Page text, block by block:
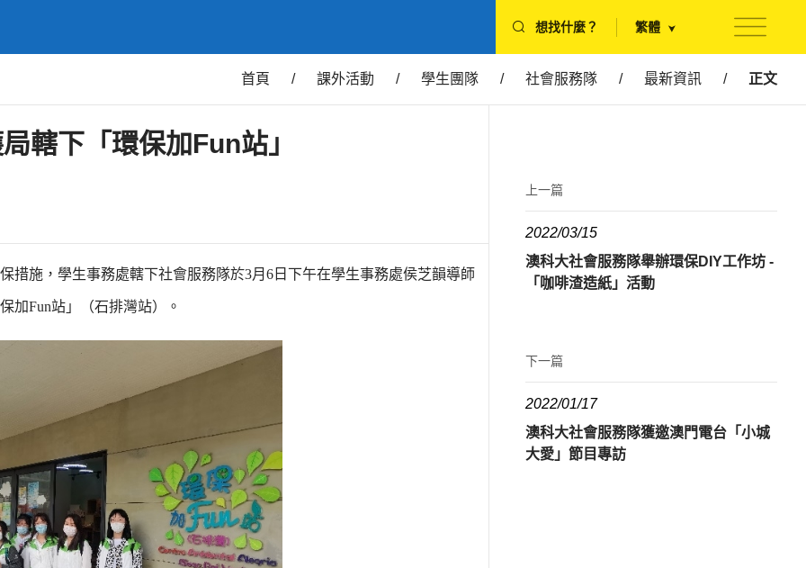
想找什麼？ 繁體
首頁 / 課外活動 / 學生團隊 / 社會服務隊 / 最新資訊 / 正文
轄下「環保加Fun站」
措施，學生事務處轄下社會服務隊於3月6日下午在學生事務處侯芝韻導師
加Fun站」（石排灣站）。
上一篇
2022/03/15
澳科大社會服務隊舉辦環保DIY工作坊 -
「咖啡渣造紙」活動
下一篇
2022/01/17
澳科大社會服務隊獲邀澳門電台「小城
大愛」節目專訪